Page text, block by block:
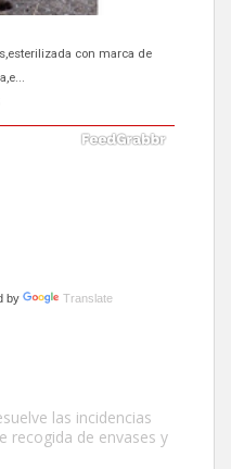
GRAN CANARIA
callejeros de la zona los
hace menos de un mes,
by Translate
las incidencias
recogida de envases y